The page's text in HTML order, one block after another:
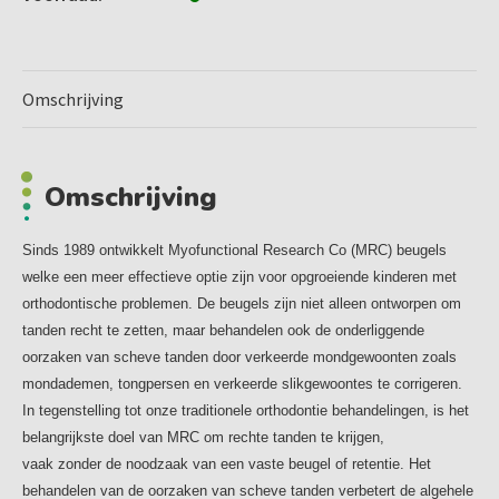
scheef gaan groeien
mondademen en verkeerde lip- en tongfunctie zijn de
grootste oorzaak van scheve
tanden en onderontwikkelde kaken. Onderzoek wijst uit
dat, indien deze problemen blijven bestaan in het
permanente gebit,
dit vaak complexe orthodontische behandelingen tot
gevolg heeft. Beugels en het trekken van tanden/kiezen
lossen deze problemen niet op en deze gewoonten dienen
het best op een zo jong mogelijke leeftijd behandeld te
worden. Zo gauw de oorzaken gecorrigeerd zijn, zal de
natuurlijke groei en rechtstand van de tanden plaatsvinden.
Bij de myobrace for kids kan er in bepaalde gevallen gebruik
worden gemaakt van een boogverbreder (bent wire
Omschrijving
Omschrijving
Sinds 1989 ontwikkelt Myofunctional Research Co (MRC) beugels
welke een meer effectieve optie zijn voor opgroeiende kinderen met
orthodontische problemen. De beugels zijn niet alleen ontworpen om
tanden recht te zetten, maar behandelen ook de onderliggende
oorzaken van scheve tanden door verkeerde mondgewoonten zoals
mondademen, tongpersen en verkeerde slikgewoontes te corrigeren.
In tegenstelling tot onze traditionele orthodontie behandelingen, is het
belangrijkste doel van MRC om rechte tanden te krijgen,
vaak zonder de noodzaak van een vaste beugel of retentie. Het
behandelen van de oorzaken van scheve tanden verbetert de algehele